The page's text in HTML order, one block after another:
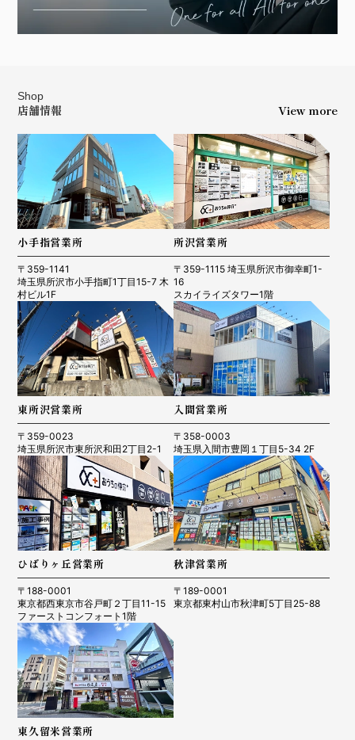
Shop
店舗情報 View more
小手指営業所
〒359-1141
埼玉県所沢市小手指町1丁目15-7 木
村ビル1F
所沢営業所
〒359-1115 埼玉県所沢市御幸町1-
16
スカイライズタワー1階
東所沢営業所
〒359-0023
埼玉県所沢市東所沢和田2丁目2-1
入間営業所
〒358-0003
埼玉県入間市豊岡１丁目5-34 2F
ひばりヶ丘営業所
〒188-0001
東京都西東京市谷戸町２丁目11-15
ファーストコンフォート1階
秋津営業所
〒189-0001
東京都東村山市秋津町5丁目25-88
東久留米営業所